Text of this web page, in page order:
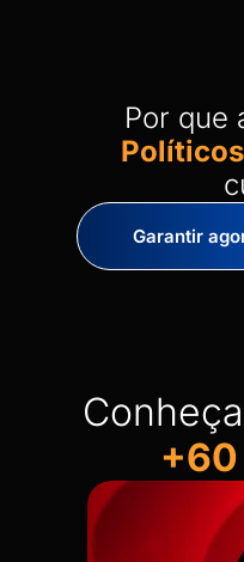
Por que
Políticos
Garantir